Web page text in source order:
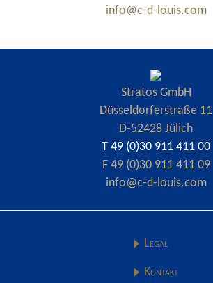
info@c-d-louis.com
Stratos GmbH
Düsseldorferstraße 11
D-52428 Jülich
T 49 (0)30 911 411 00
F 49 (0)30 911 411 09
info@c-d-louis.com
Legal
Kontakt